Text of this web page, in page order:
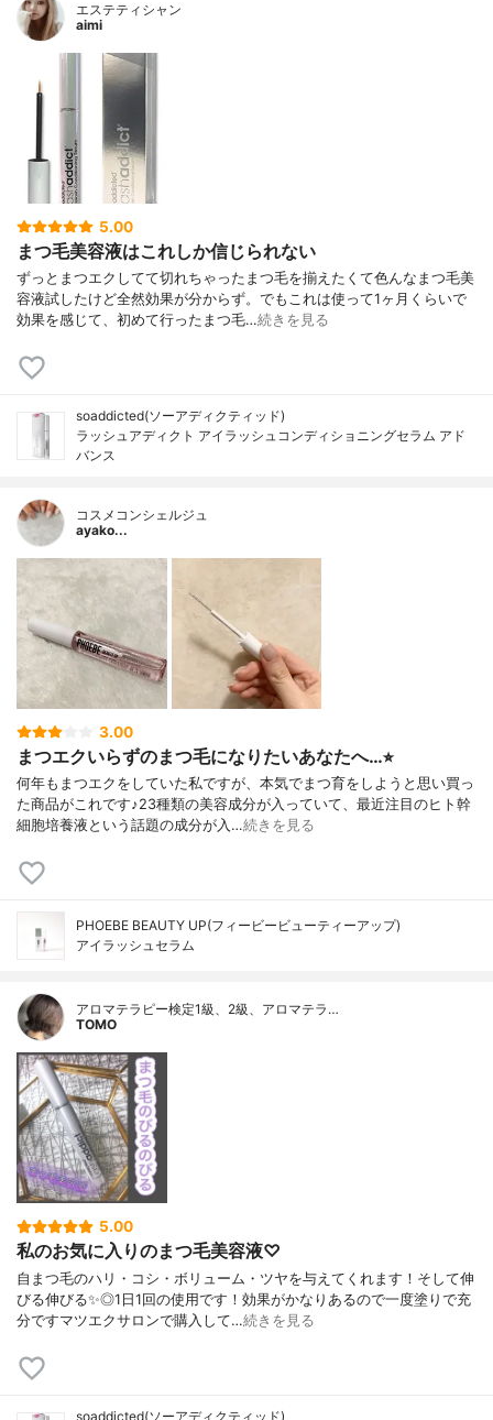
エステティシャン
aimi
5.00
まつ毛美容液はこれしか信じられない
ずっとまつエクしてて切れちゃったまつ毛を揃えたくて色んなまつ毛美
容液試したけど全然効果が分からず。でもこれは使って1ヶ月くらいで
効果を感じて、初めて行ったまつ毛…続きを見る
soaddicted(ソーアディクティッド)
ラッシュアディクト アイラッシュコンディショニングセラム アド
バンス
コスメコンシェルジュ
ayako...
3.00
まつエクいらずのまつ毛になりたいあなたへ…⭐︎
何年もまつエクをしていた私ですが、本気でまつ育をしようと思い買っ
た商品がこれです♪23種類の美容成分が入っていて、最近注目のヒト幹
細胞培養液という話題の成分が入…続きを見る
PHOEBE BEAUTY UP(フィービービューティーアップ)
アイラッシュセラム
アロマテラピー検定1級、2級、アロマテラ…
TOMO
5.00
私のお気に入りのまつ毛美容液♡
自まつ毛のハリ・コシ・ボリューム・ツヤを与えてくれます！そして伸
びる伸びる✨◎1日1回の使用です！効果がかなりあるので一度塗りで充
分ですマツエクサロンで購入して…続きを見る
soaddicted(ソーアディクティッド)